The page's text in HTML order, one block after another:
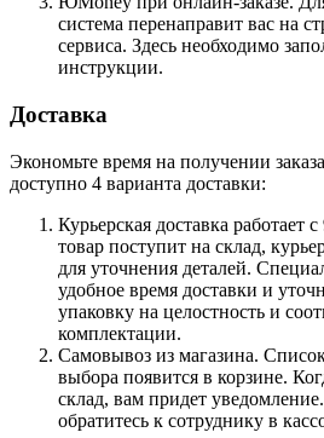
система перенаправит вас на
сервиса. Здесь необходимо
инструкции.
Доставка
Экономьте время на получении
доступно 4 варианта доставки:
Курьерская доставка работает
товар поступит на склад,
для уточнения деталей.
удобное время доставки и
упаковку на целостность и
комплектации.
Самовывоз из магазина.
выбора появится в корзине.
склад, вам придет
обратитесь к сотруднику в